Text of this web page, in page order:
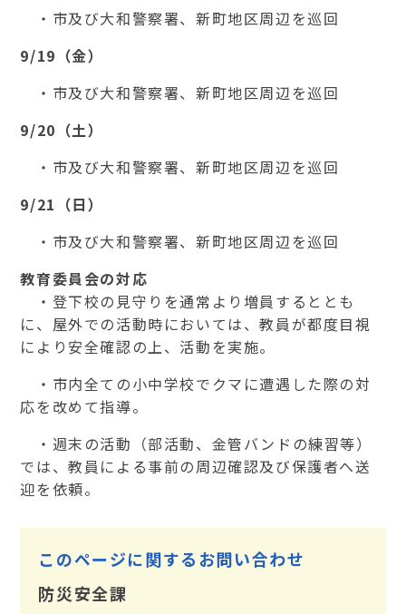
・市及び大和警察署、新町地区周辺を巡回
9/19 （金）
・市及び大和警察署、新町地区周辺を巡回
9/20（土）
・市及び大和警察署、新町地区周辺を巡回
9/21（日）
・市及び大和警察署、新町地区周辺を巡回
教育委員会の対応
・登下校の見守りを通常より増員するととも
に、屋外での活動時においては、教員が都度目視
により安全確認の上、活動を実施。
・市内全ての小中学校でクマに遭遇した際の対
応を改めて指導。
・週末の活動（部活動、金管バンドの練習等）
では、教員による事前の周辺確認及び保護者へ送
迎を依頼。
このページに関するお問い合わせ
防災安全課